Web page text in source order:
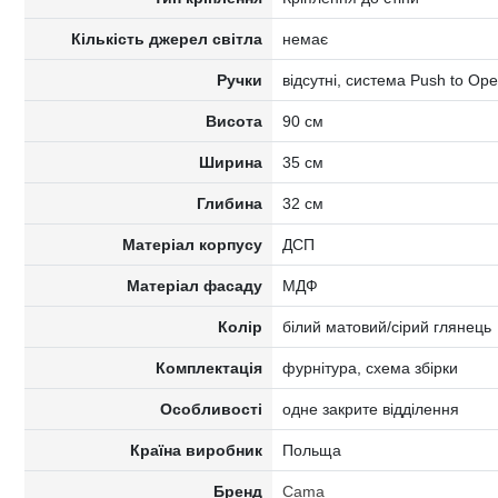
Кількість джерел світла немає
Ручки відсутні, система Push to
Висота 90 см
Ширина 35 см
Глибина 32 см
Матеріал корпусу ДСП
Матеріал фасаду МДФ
Колір білий матовий/сірий глянець
Комплектація фурнітура, схема збірки
Особливості одне закрите відділення
Країна виробник Польща
Бренд Cama